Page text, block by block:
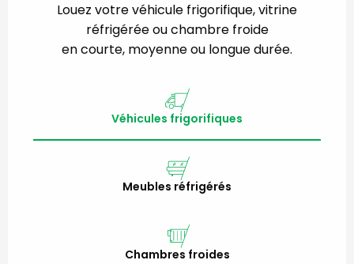
Louez votre véhicule frigorifique, vitrine
réfrigérée ou chambre froide
en courte, moyenne ou longue durée.
Véhicules frigorifiques
Meubles réfrigérés
Chambres froides